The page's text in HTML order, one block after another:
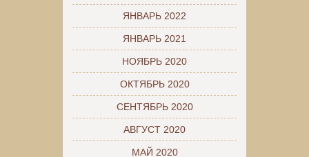
ЯНВАРЬ 2022
ЯНВАРЬ 2021
НОЯБРЬ 2020
ОКТЯБРЬ 2020
СЕНТЯБРЬ 2020
АВГУСТ 2020
МАЙ 2020